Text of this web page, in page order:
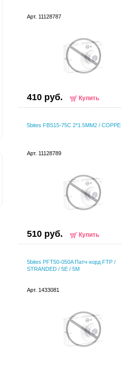
Арт. 11128787
410 руб. Купить
5bites FBS15-75C 2*1.5ММ2 /
Арт. 11128789
510 руб. Купить
5bites PFT50-050A Патч-корд FTP /
STRANDED / 5E / 5M
Арт. 1433081